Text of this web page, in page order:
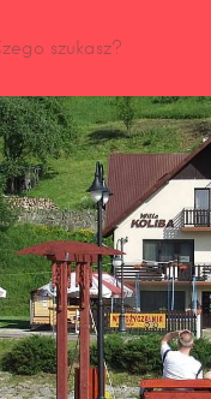
Polecane Przez Nas
Wszystkie Obiekty
Wszystkie Obiekty